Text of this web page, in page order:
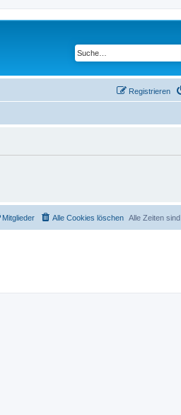
Registrieren
Alle Zeiten sind
Alle Cookies löschen
Mitglieder